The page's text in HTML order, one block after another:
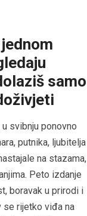
samo
svibnju ponovno
putnika, ljubitelja
na stazama,
Peto izdanje
boravak u prirodi i
se rijetko viđa na